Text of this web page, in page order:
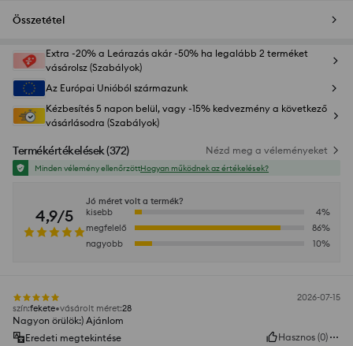
Összetétel
Extra -20% a Leárazás akár -50% ha legalább 2 terméket
vásárolsz (Szabályok)
Az Európai Unióból származunk
Kézbesítés 5 napon belül, vagy -15% kedvezmény a következő
vásárlásodra (Szabályok)
Termékértékelések(372) Nézd meg a véleményeket
Minden vélemény ellenőrzöttHogyan működnek az értékelések?
4,9/5
Jó méret volt a termék?
kisebb
4%
megfelelő
86%
nagyobb
10%
2026-07-15
szín:fekete vásárolt méret:28
Nagyon örülök:) Ajánlom
Eredeti megtekintése
Hasznos (0)